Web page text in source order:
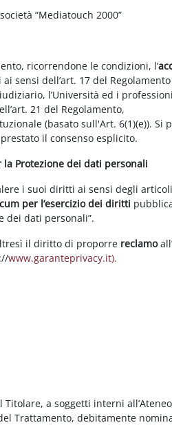
“Mediatouch 2000”
ricorrendone le condizioni, l’
ai sensi dell’art. 17 del
l’Università ed i
21 del Regolamento,
(basato sull'Art. 6(1)(e)).
il consenso esplicito.
Protezione dei dati personali
i suoi diritti ai sensi degli
per l’esercizio dei diritti
dei dati personali”.
il diritto di proporre reclamo
www.garanteprivacy.it).
a soggetti interni
Trattamento, debitamente